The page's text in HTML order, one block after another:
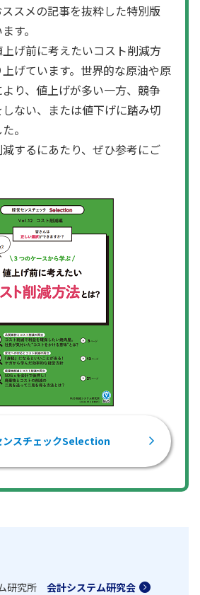
スメの記事を抜粋した特別版
す。
げ前に考えたいコスト削減方
げています。世界的な原油や原
り、値上げが多い一方、競争
ない、または値下げに踏み切
。
するにあたり、ぜひ参考にご
ンスチェックSelection
研究所 会計システム研究会